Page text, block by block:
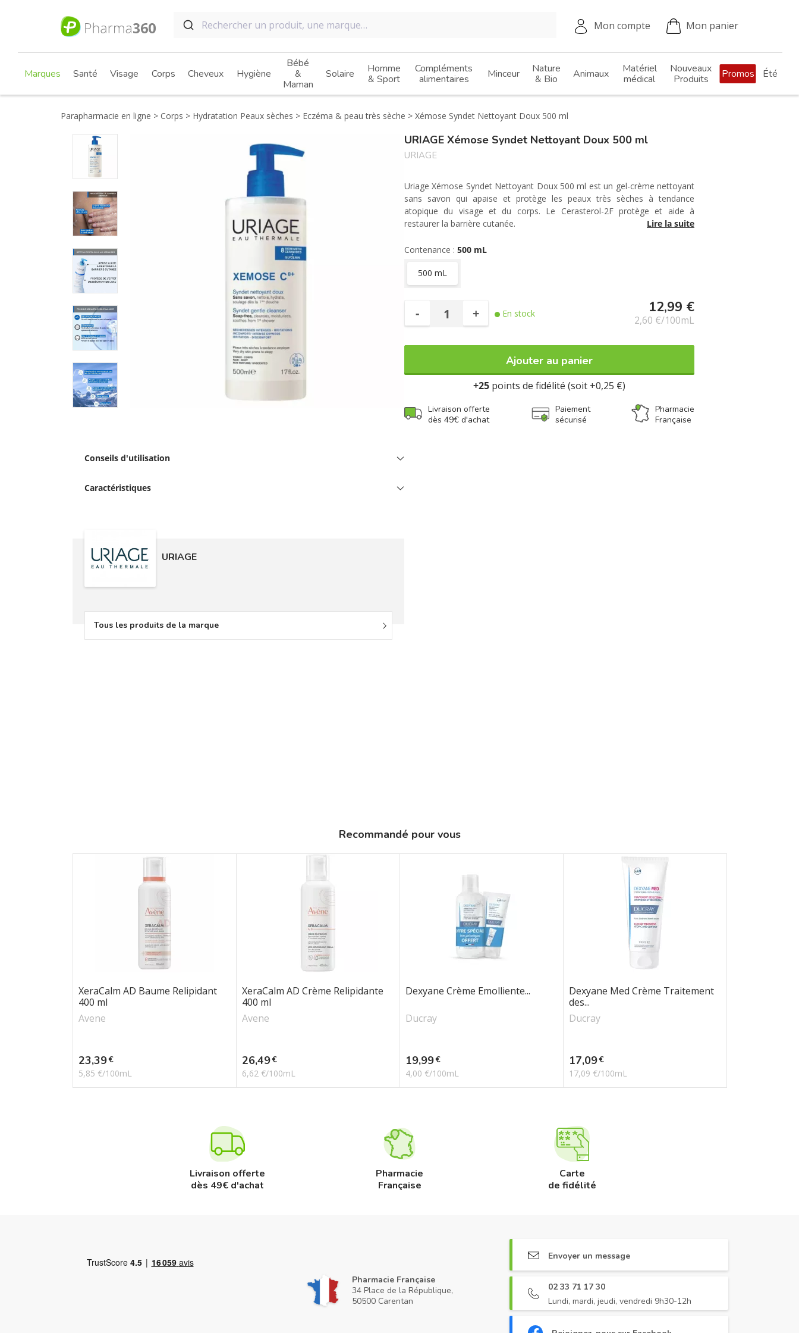
Mon compte Mon panier
Marques Santé Visage Corps Cheveux Hygiène
Bébé
&
Maman
Solaire
Homme
& Sport
Compléments
alimentaires
Minceur
Nature
& Bio
Animaux
Matériel
médical
Nouveaux
Produits
Promos Été
Parapharmacie en ligne Corps Hydratation Peaux sèches Eczéma & peau très sèche Xémose Syndet Nettoyant Doux 500 ml
URIAGE Xémose Syndet Nettoyant Doux 500 ml
URIAGE
Uriage Xémose Syndet Nettoyant Doux 500 ml est un gel-crème nettoyant
sans savon qui apaise et protège les peaux très sèches à tendance
atopique du visage et du corps. Le Cerasterol-2F protège et aide à
restaurer la barrière cutanée.
Testé sous contrôle dermatologique.
Non parfumé.
Lire la suite
Contenance : 500 mL
500 mL
En stock
- + 12,99 €
2,60 €/100mL
Ajouter au panier
+25 points de fidélité (soit +0,25 €)
Livraison offerte
dès 49€ d'achat
Paiement
sécurisé
Pharmacie
Française
Conseils d'utilisation
Caractéristiques
URIAGE
Tous les produits de la marque
Recommandé pour vous
XeraCalm AD Baume Relipidant
400 ml
Avene
Prix
23,39€
5,85 €/100mL
XeraCalm AD Crème Relipidante
400 ml
Avene
Prix
26,49€
6,62 €/100mL
Dexyane Crème Emolliente...
Ducray
Prix
19,99€
4,00 €/100mL
Dexyane Med Crème Traitement
des...
Ducray
Prix
17,09€
17,09 €/100mL
Livraison offerte
dès 49€ d'achat
Pharmacie
Française
Carte
de fidélité
Pharmacie Française
34 Place de la République,
50500 Carentan
Envoyer un message
02 33 71 17 30
Lundi, mardi, jeudi, vendredi 9h30-12h